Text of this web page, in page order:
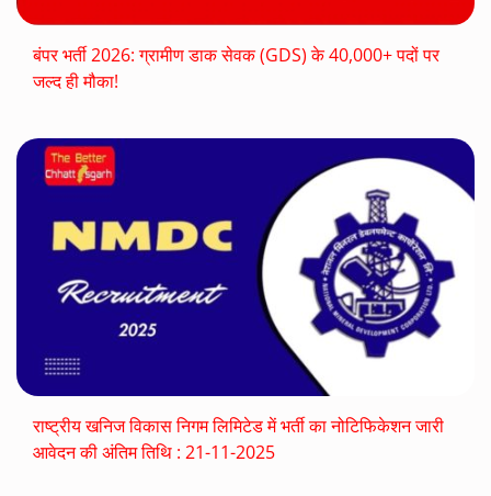
बंपर भर्ती 2026: ग्रामीण डाक सेवक (GDS) के 40,000+ पदों पर
जल्द ही मौका!
राष्ट्रीय खनिज विकास निगम लिमिटेड में भर्ती का नोटिफिकेशन जारी
आवेदन की अंतिम तिथि : 21-11-2025